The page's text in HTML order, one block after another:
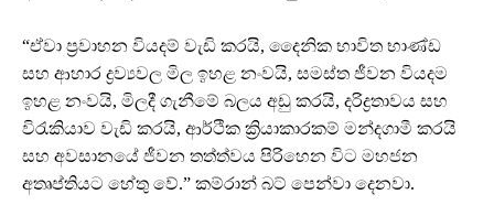
“ඒවා ප්‍රවාහන වියදම් වැඩි කරයි, දෛනික භාවිත භාණ්ඩ
සහ ආහාර ද්‍රව්‍යවල මිල ඉහළ නංවයි, සමස්ත ජීවන වියදම
ඉහළ නංවයි, මිලදී ගැනීමේ බලය අඩු කරයි, දරිද්‍රතාවය සහ
විරැකියාව වැඩි කරයි, ආර්ථික ක්‍රියාකාරකම් මන්දගාමී කරයි
සහ අවසානයේ ජීවන තත්ත්වය පිරිහෙන විට මහජන
අතෘප්තියට හේතු වේ.” කම්රාන් බට් පෙන්වා දෙනවා.